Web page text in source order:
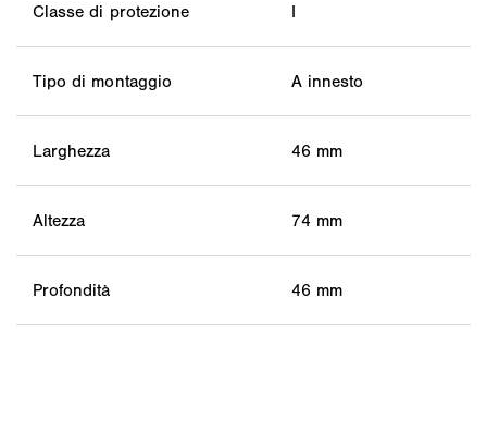
Classe di protezione I
Tipo di montaggio A innesto
Larghezza 46 mm
Altezza 74 mm
Profondità 46 mm